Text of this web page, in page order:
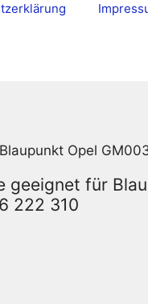
Opel
geeignet für
222 310